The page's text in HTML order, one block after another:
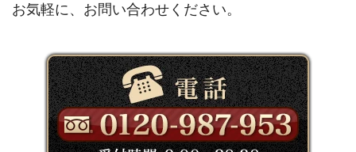
お気軽に、お問い合わせください。